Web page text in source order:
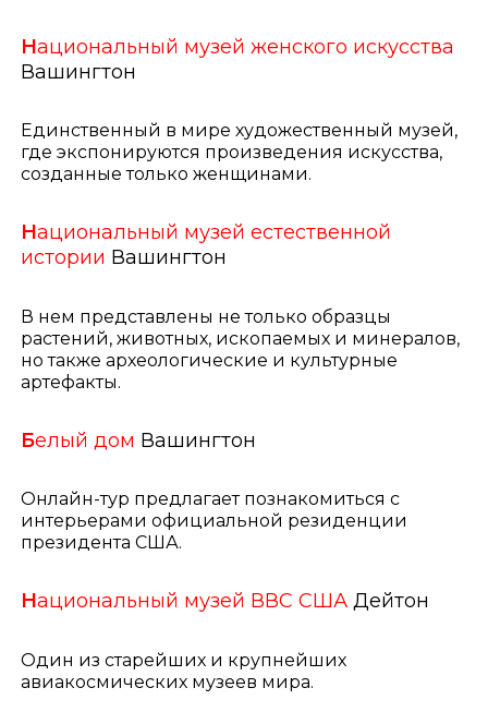
Национальный музей женского искусства
Вашингтон
Единственный в мире художественный музей,
где экспонируются произведения искусства,
созданные только женщинами.
Национальный музей естественной
истории Вашингтон
В нем представлены не только образцы
растений, животных, ископаемых и минералов,
но также археологические и культурные
артефакты.
Белый дом Вашингтон
Онлайн-тур предлагает познакомиться с
интерьерами официальной резиденции
президента США.
Национальный музей ВВС США Дейтон
Один из старейших и крупнейших
авиакосмических музеев мира.​